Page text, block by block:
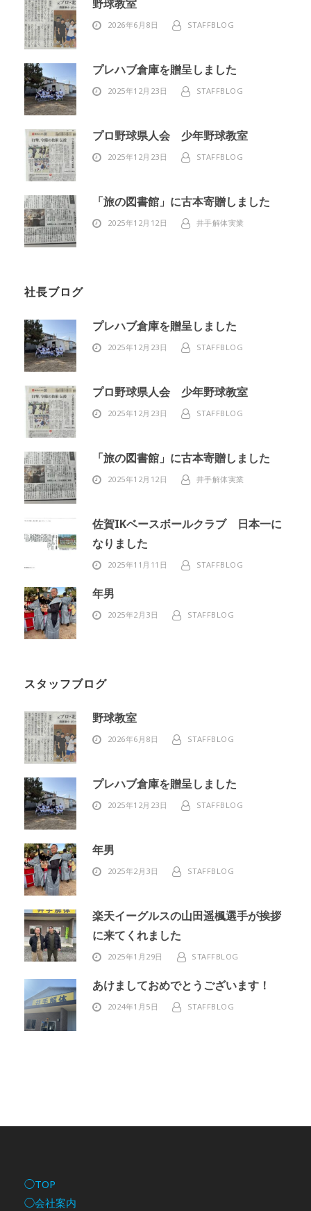
野球教室
2026年6月8日 STAFFBLOG
プレハブ倉庫を贈呈しました
2025年12月23日 STAFFBLOG
プロ野球県人会 少年野球教室
2025年12月23日 STAFFBLOG
「旅の図書館」に古本寄贈しました
2025年12月12日 井手解体実業
社長ブログ
プレハブ倉庫を贈呈しました
2025年12月23日 STAFFBLOG
プロ野球県人会 少年野球教室
2025年12月23日 STAFFBLOG
「旅の図書館」に古本寄贈しました
2025年12月12日 井手解体実業
佐賀IKベースボールクラブ 日本一に
なりました
2025年11月11日 STAFFBLOG
年男
2025年2月3日 STAFFBLOG
スタッフブログ
野球教室
2026年6月8日 STAFFBLOG
プレハブ倉庫を贈呈しました
2025年12月23日 STAFFBLOG
年男
2025年2月3日 STAFFBLOG
楽天イーグルスの山田遥楓選手が挨拶
に来てくれました
2025年1月29日 STAFFBLOG
あけましておめでとうございます！
2024年1月5日 STAFFBLOG
◯TOP
◯会社案内